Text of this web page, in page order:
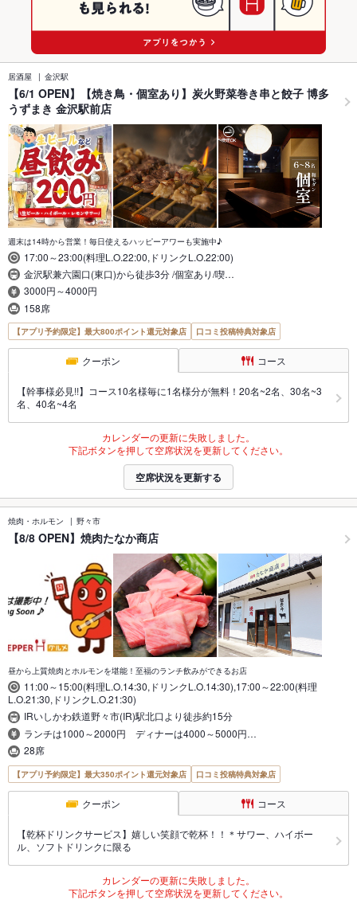
居酒屋 金沢駅
【6/1 OPEN】【焼き鳥・個室あり】炭火野菜巻き串と餃子 博多
うずまき 金沢駅前店
週末は14時から営業！毎日使えるハッピーアワーも実施中♪
17:00～23:00(料理L.O.22:00,ドリンクL.O.22:00)
金沢駅兼六園口(東口)から徒歩3分 /個室あり/喫…
3000円～4000円
158席
【アプリ予約限定】最大800ポイント還元対象店 口コミ投稿特典対象店
クーポン コース
【幹事様必見!!】コース10名様毎に1名様分が無料！20名~2名、30名~3
名、40名~4名
カレンダーの更新に失敗しました。
下記ボタンを押して空席状況を更新してください。
空席状況を更新する
焼肉・ホルモン 野々市
【8/8 OPEN】焼肉たなか商店
昼から上質焼肉とホルモンを堪能！至福のランチ飲みができるお店
11:00～15:00(料理L.O.14:30,ドリンクL.O.14:30),17:00～22:00(料理
L.O.21:30,ドリンクL.O.21:30)
IRいしかわ鉄道野々市(IR)駅北口より徒歩約15分
ランチは1000～2000円 ディナーは4000～5000円…
28席
【アプリ予約限定】最大350ポイント還元対象店 口コミ投稿特典対象店
クーポン コース
【乾杯ドリンクサービス】嬉しい笑顔で乾杯！！＊サワー、ハイボー
ル、ソフトドリンクに限る
カレンダーの更新に失敗しました。
下記ボタンを押して空席状況を更新してください。